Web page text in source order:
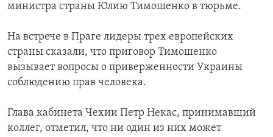
министра страны Юлию Тимошенко в тюрьме.
На встрече в Праге лидеры трех европейских
страны сказали, что приговор Тимошенко
вызывает вопросы о приверженности Украины
соблюдению прав человека.
Глава кабинета Чехии Петр Некас, принимавший
коллег, отметил, что ни один из них может